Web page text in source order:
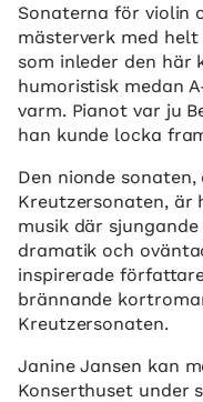
Sonaterna för violin
mästerverk med
som inleder den här
humoristisk medan
varm. Pianot var ju
han kunde locka
Den nionde
Kreutzersonaten, är
musik där
dramatik och
inspirerade
brännande
Kreutzersonaten.
Janine Jansen kan
Konserthuset under